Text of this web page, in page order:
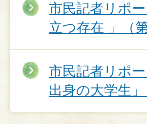
市民記者リポ
立つ存在 」（第
市民記者リポ
出身の大学生」